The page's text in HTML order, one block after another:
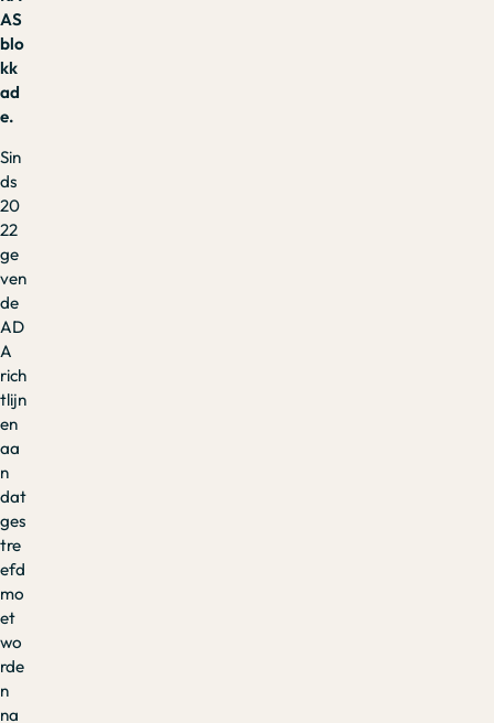
AS
blo
kk
ad
e.
Sin
ds
20
22
ge
ven
de
AD
A
rich
tlijn
en
aa
n
dat
ges
tre
efd
mo
et
wo
rde
n
na